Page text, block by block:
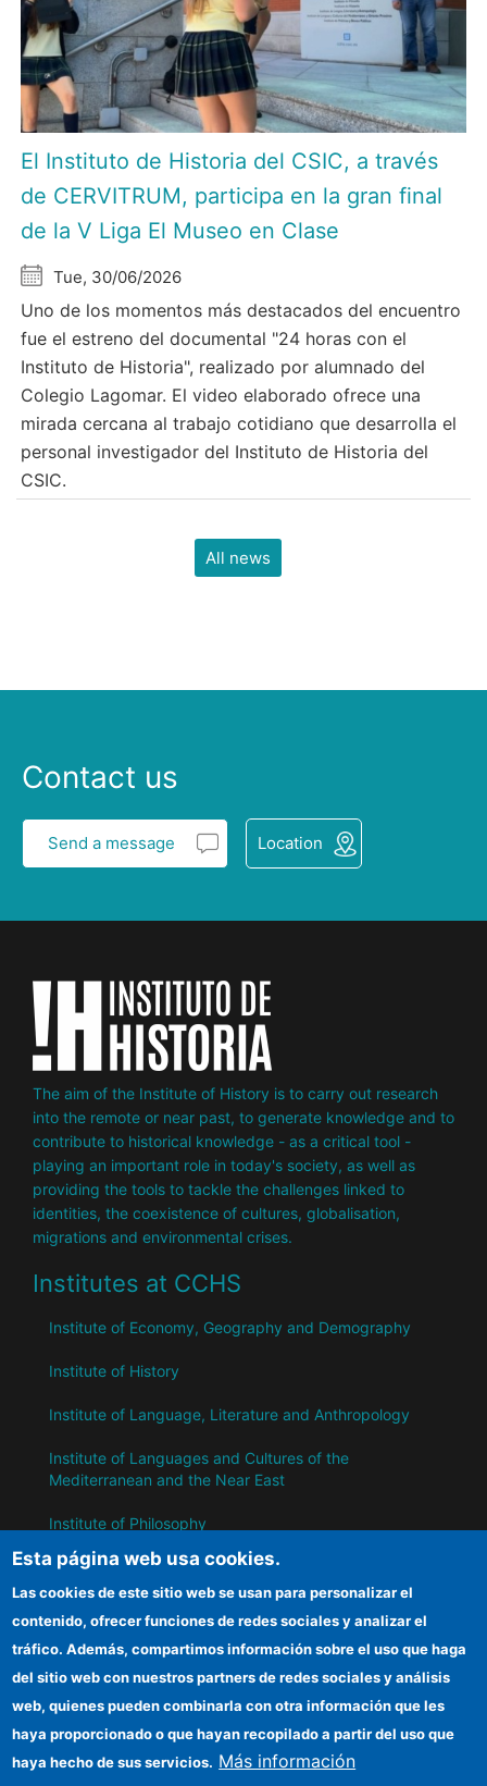
El Instituto de Historia del CSIC, a través
de CERVITRUM, participa en la gran final
de la V Liga El Museo en Clase
Tue, 30/06/2026
Uno de los momentos más destacados del encuentro
fue el estreno del documental "24 horas con el
Instituto de Historia", realizado por alumnado del
Colegio Lagomar. El video elaborado ofrece una
mirada cercana al trabajo cotidiano que desarrolla el
personal investigador del Instituto de Historia del
CSIC.
All news
Contact us
Send a message Location
The aim of the Institute of History is to carry out research
into the remote or near past, to generate knowledge and to
contribute to historical knowledge - as a critical tool -
playing an important role in today's society, as well as
providing the tools to tackle the challenges linked to
identities, the coexistence of cultures, globalisation,
migrations and environmental crises.
Institutes at CCHS
Institute of Economy, Geography and Demography
Institute of History
Institute of Language, Literature and Anthropology
Institute of Languages ​​and Cultures of the
Mediterranean and the Near East
Institute of Philosophy
Institute of Public Policies and Goods
IH
CSIC Electronic Office
Information for suppliers
Funding entities
Esta página web usa cookies.
Las cookies de este sitio web se usan para personalizar el
contenido, ofrecer funciones de redes sociales y analizar el
tráfico. Además, compartimos información sobre el uso que haga
del sitio web con nuestros partners de redes sociales y análisis
web, quienes pueden combinarla con otra información que les
haya proporcionado o que hayan recopilado a partir del uso que
haya hecho de sus servicios. Más información